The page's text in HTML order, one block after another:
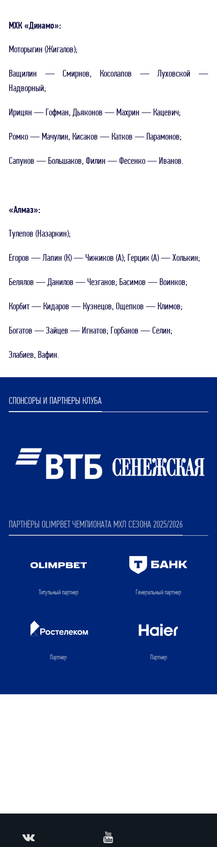
МХК «Динамо»:
Моторыгин (Жигалов);
Ващилин — Смирнов, Косолапов — Луховской —
Надворный;
Ирицян — Гофман, Дьяконов — Махрин — Кацевич;
Ромко — Мачулин, Кисаков — Катков — Парамонов;
Сапунов — Большаков, Филин — Фесенко — Иванов.
«Алмаз»:
Тулепов (Назаркин);
Егоров — Лапин (К) — Чижиков (А); Герцик (А) — Холькин;
Белялов — Данилов — Чезганов; Басимов — Воинков;
Корбит — Кидаров — Кузнецов, Ощепков — Климов;
Богатов — Зайцев — Игнатов; Горбанов — Селин;
Элабиев, Вафин.
СПОНСОРЫ И ПАРТНЕРЫ КЛУБА
ПАРТНЁРЫ OLIMPBET ЧЕМПИОНАТА МХЛ СЕЗОНА 2025/2026
Титульный партнер Генеральный партнер
Партнер Партнер